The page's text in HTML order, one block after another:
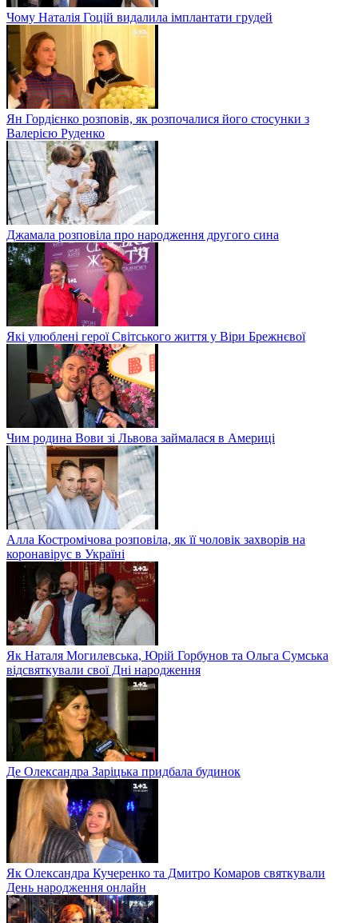
Чому Наталія Гоцій видалила імплантати грудей
Ян Гордієнко розповів, як розпочалися його стосунки з
Валерією Руденко
Джамала розповіла про народження другого сина
Які улюблені герої Світського життя у Віри Брежнєвої
Чим родина Вови зі Львова займалася в Америці
Алла Костромічова розповіла, як її чоловік захворів на
коронавірус в Україні
Як Наталя Могилевська, Юрій Горбунов та Ольга Сумська
відсвяткували свої Дні народження
Де Олександра Заріцька придбала будинок
Як Олександра Кучеренко та Дмитро Комаров святкували
День народження онлайн